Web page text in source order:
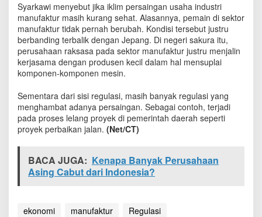
r
s
a
i
n
g
a
U
s
a
h
a
i
R
I
b
Syarkawi menyebut jika iklim persaingan usaha industri
manufaktur masih kurang sehat. Alasannya, pemain di sektor
manufaktur tidak pernah berubah. Kondisi tersebut justru
berbanding terbalik dengan Jepang. Di negeri sakura itu,
perusahaan raksasa pada sektor manufaktur justru menjalin
kerjasama dengan produsen kecil dalam hal mensuplai
komponen-komponen mesin.
Sementara dari sisi regulasi, masih banyak regulasi yang
menghambat adanya persaingan. Sebagai contoh, terjadi
pada proses lelang proyek di pemerintah daerah seperti
proyek perbaikan jalan. (Net/CT)
BACA JUGA: Kenapa Banyak Perusahaan
Asing Cabut dari Indonesia?
ekonomi manufaktur Regulasi